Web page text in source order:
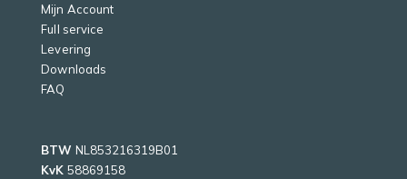
Mijn Account
Full service
Levering
Downloads
FAQ
BTW NL853216319B01
KvK 58869158